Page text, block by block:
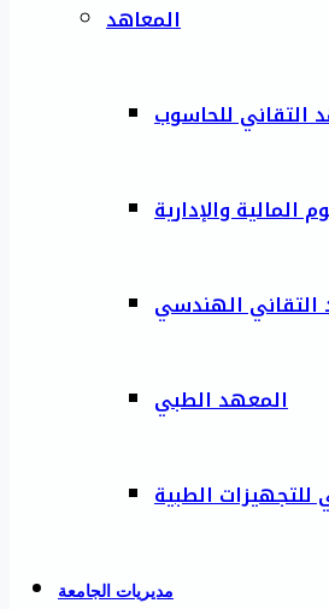
المعاهد
التقاني للحاسوب
المالية والإدارية
التقاني الهندسي
المعهد الطبي
للتجهيزات الطبية
مديريات الجامعة